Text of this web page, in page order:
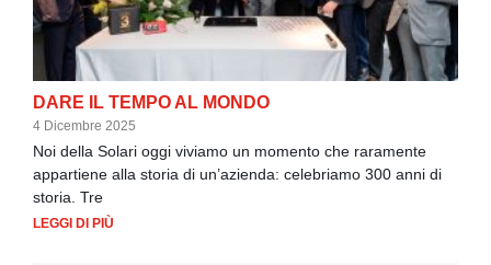
DARE IL TEMPO AL MONDO
4 Dicembre 2025
Noi della Solari oggi viviamo un momento che raramente
appartiene alla storia di un’azienda: celebriamo 300 anni di
storia. Tre
LEGGI DI PIÙ